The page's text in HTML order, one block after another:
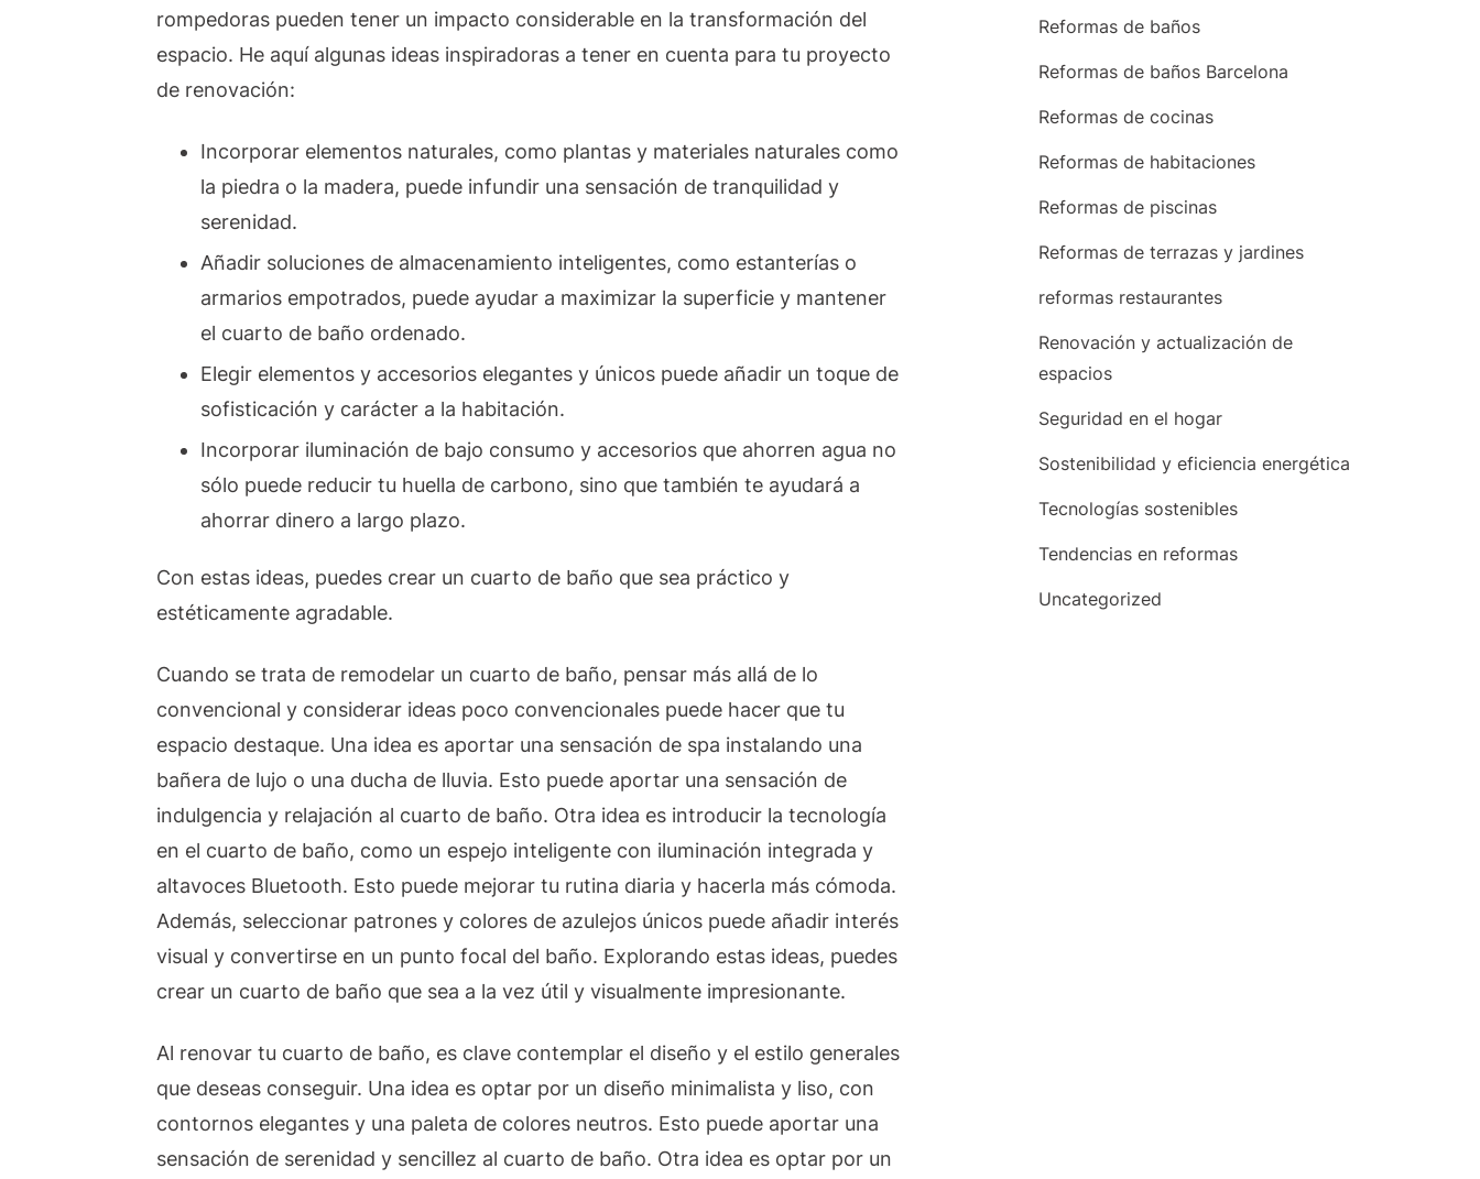
rompedoras pueden tener un impacto considerable en la transformación del
espacio. He aquí algunas ideas inspiradoras a tener en cuenta para tu proyecto
de renovación:
Incorporar elementos naturales, como plantas y materiales naturales como
la piedra o la madera, puede infundir una sensación de tranquilidad y
serenidad.
Añadir soluciones de almacenamiento inteligentes, como estanterías o
armarios empotrados, puede ayudar a maximizar la superficie y mantener
el cuarto de baño ordenado.
Elegir elementos y accesorios elegantes y únicos puede añadir un toque de
sofisticación y carácter a la habitación.
Incorporar iluminación de bajo consumo y accesorios que ahorren agua no
sólo puede reducir tu huella de carbono, sino que también te ayudará a
ahorrar dinero a largo plazo.
Con estas ideas, puedes crear un cuarto de baño que sea práctico y
estéticamente agradable.
Cuando se trata de remodelar un cuarto de baño, pensar más allá de lo
convencional y considerar ideas poco convencionales puede hacer que tu
espacio destaque. Una idea es aportar una sensación de spa instalando una
bañera de lujo o una ducha de lluvia. Esto puede aportar una sensación de
indulgencia y relajación al cuarto de baño. Otra idea es introducir la tecnología
en el cuarto de baño, como un espejo inteligente con iluminación integrada y
altavoces Bluetooth. Esto puede mejorar tu rutina diaria y hacerla más cómoda.
Además, seleccionar patrones y colores de azulejos únicos puede añadir interés
visual y convertirse en un punto focal del baño. Explorando estas ideas, puedes
crear un cuarto de baño que sea a la vez útil y visualmente impresionante.
Al renovar tu cuarto de baño, es clave contemplar el diseño y el estilo generales
que deseas conseguir. Una idea es optar por un diseño minimalista y liso, con
contornos elegantes y una paleta de colores neutros. Esto puede aportar una
sensación de serenidad y sencillez al cuarto de baño. Otra idea es optar por un
Reformas de baños
Reformas de baños Barcelona
Reformas de cocinas
Reformas de habitaciones
Reformas de piscinas
Reformas de terrazas y jardines
reformas restaurantes
Renovación y actualización de
espacios
Seguridad en el hogar
Sostenibilidad y eficiencia energética
Tecnologías sostenibles
Tendencias en reformas
Uncategorized